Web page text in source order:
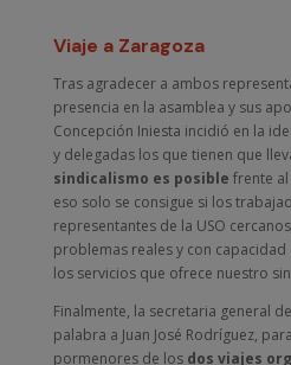
Viaje a Zaragoza
Tras agradecer a ambos
presencia en la asamblea y sus
Concepción Iniesta incidió en la
y delegadas los que tienen que
sindicalismo es posible frente
eso solo se consigue si los
representantes de la USO
problemas reales y con
los servicios que ofrece nuestro
Finalmente, la secretaria general de
palabra a Juan José Rodríguez,
pormenores de los dos viajes